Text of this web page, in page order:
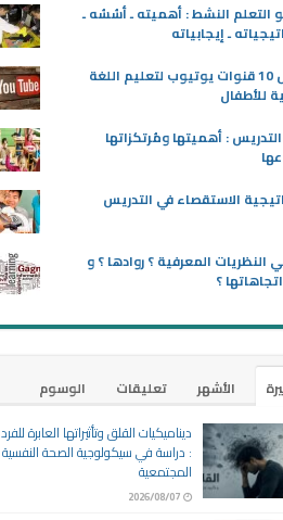
التعلم النشط : أهميته ـ أسُسُه ـ
ـ إيجابياته
أفضل 10 قنوات يوتيوب لتعليم اللغة
للأطفال
: أهميتها ومُرتكزاتها
الاستقصاء في التدريس
النظريات المعرفية ؟ روادها ؟ و
؟
الأشهر تعليقات
الوسوم
ديناميكيات القلق وتأثيراتها العابرة للفرد
: دراسة في سيكولوجية الصحة النفسية
المجتمعية
2026/08/07